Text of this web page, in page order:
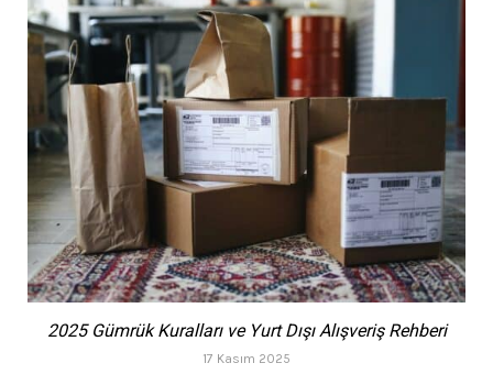
2025 Gümrük Kuralları ve Yurt Dışı Alışveriş Rehberi
17 Kasım 2025